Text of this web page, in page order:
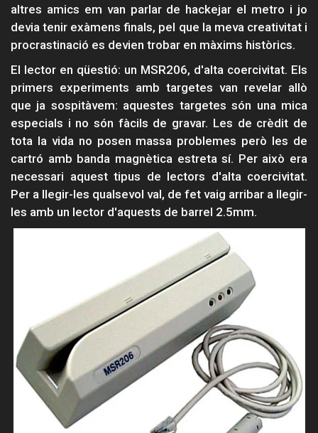
altres amics em van parlar de hackejar el metro i jo
devia tenir exàmens finals, pel que la meva creativitat i
procrastinació es devien trobar en màxims històrics.
El lector en qüestió: un MSR206, d'alta coercivitat. Els
primers experiments amb targetes van revelar allò
que ja sospitàvem: aquestes targetes són una mica
especials i no són fàcils de gravar. Les de crèdit de
tota la vida no posen massa problemes però les de
cartró amb banda magnètica estreta sí. Per això era
necessari aquest tipus de lectors d'alta coercivitat.
Per a llegir-les qualsevol val, de fet vaig arribar a llegir-
les amb un lector d'aquests de barrel 2.5mm.